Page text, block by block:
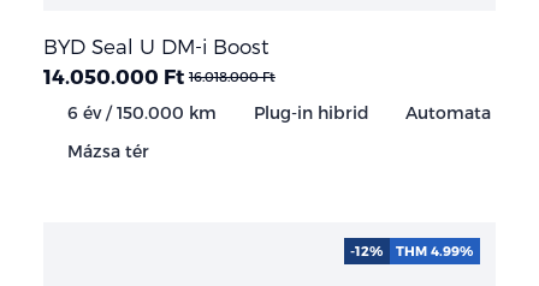
BYD Seal U DM-i Boost
14.050.000 Ft 16.018.000 Ft
6 év / 150.000 km Plug-in hibrid
Automata
Mázsa tér
-12% THM 4.99%